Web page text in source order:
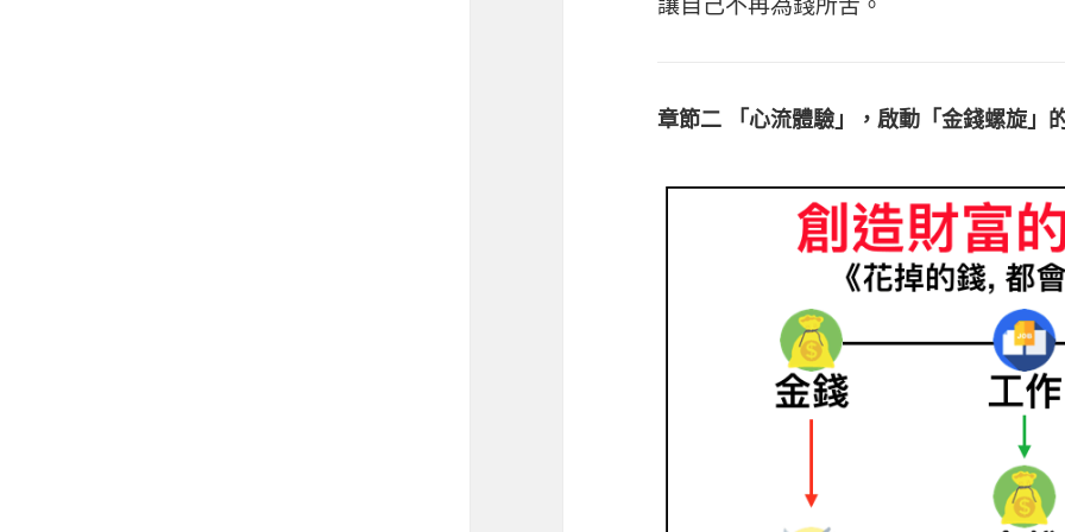
章節二 「心流體驗」，啟動「金錢螺旋」